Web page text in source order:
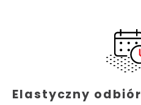
Elastyczny odbiór